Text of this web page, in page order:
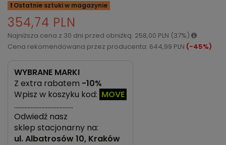
Ostatnie sztuki w magazynie
354,74 PLN
Najniższa cena z 30 dni przed obniżką: 258,00 PLN (37%)
Cena rekomendowana przez producenta: 644,99 PLN (-45%)
WYBRANE MARKI
Z extra rabatem -10%
Wpisz w koszyku kod: MOVE
…………………………………
Odwiedź nasz
sklep stacjonarny na:
ul.Albatrosów 10, Kraków